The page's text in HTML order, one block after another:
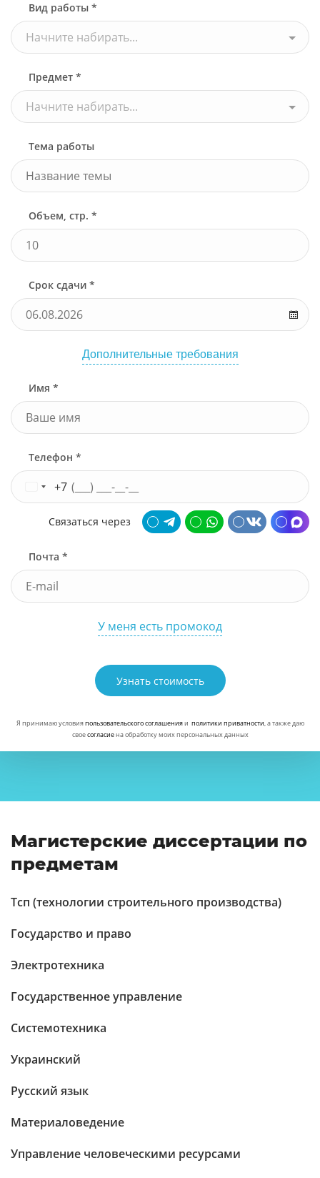
Вид работы *
Начните набирать...
Предмет *
Начните набирать...
Тема работы
Объем, стр. *
Срок сдачи *
Дополнительные требования
Имя *
Телефон *
+7
Связаться через
Почта *
У меня есть промокод
Узнать стоимость
Я принимаю условияпользовательского соглашенияи политики приватности, а также даю
своесогласиена обработку моих персональных данных
Магистерские диссертации по
предметам
Тсп (технологии строительного производства)
Государство и право
Электротехника
Государственное управление
Системотехника
Украинский
Русский язык
Материаловедение
Управление человеческими ресурсами